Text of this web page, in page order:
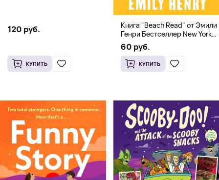
120 руб.
КУПИТЬ
Книга "Beach Read" от Эмили
Генри Бестселлер New York
Times
60 руб.
КУПИТЬ